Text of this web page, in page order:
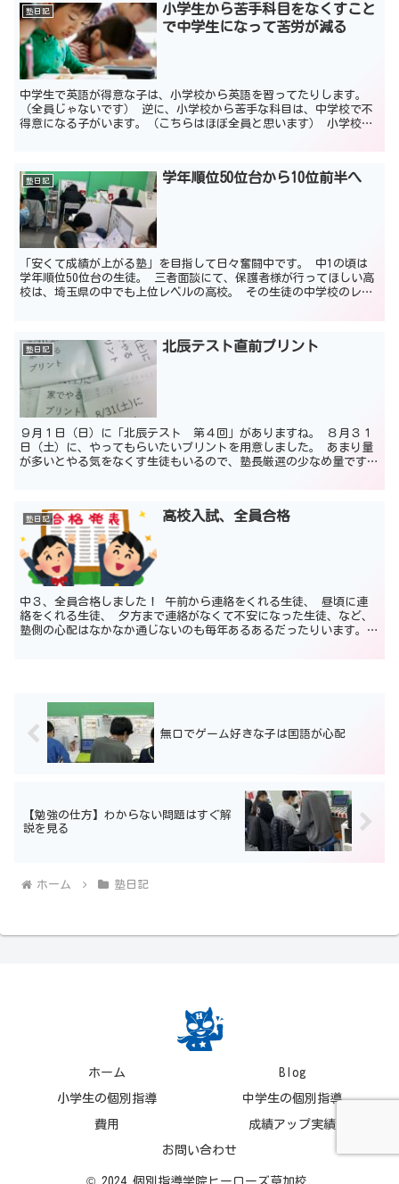
塾日記
小学生から苦手科目をなくすこと
で中学生になって苦労が減る
中学生で英語が得意な子は、小学校から英語を習ってたりします。
（全員じゃないです） 逆に、小学校から苦手な科目は、中学校で不
得意になる子がいます。（こちらはほぼ全員と思います） 小学校の
塾日記 学年順位50位台から10位前半へ
「安くて成績が上がる塾」を目指して日々奮闘中です。 中1の頃は
学年順位50位台の生徒。 三者面談にて、保護者様が行ってほしい高
校は、埼玉県の中でも上位レベルの高校。 その生徒の中学校のレベ
塾日記 北辰テスト直前プリント
９月１日（日）に「北辰テスト 第４回」がありますね。 ８月３１
日（土）に、やってもらいたいプリントを用意しました。 あまり量
が多いとやる気をなくす生徒もいるので、塾長厳選の少なめ量です。
塾日記 高校入試、全員合格
中３、全員合格しました！ 午前から連絡をくれる生徒、 昼頃に連
絡をくれる生徒、 夕方まで連絡がなくて不安になった生徒、など、
塾側の心配はなかなか通じないのも毎年あるあるだったりいます。
無口でゲーム好きな子は国語が心配
【勉強の仕方】わからない問題はすぐ解
説を見る
ホーム 塾日記
ホーム Blog
小学生の個別指導 中学生の個別指導
費用 成績アップ実績
お問い合わせ
© 2024 個別指導学院ヒーローズ草加校.